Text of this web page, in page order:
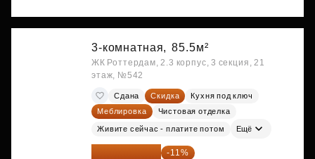
3-комнатная, 85.5м²
ЖК Роттердам, 2.3 корпус, 3 секция, 21
этаж, №542
Сдана Скидка
Кухня под ключ
Меблировка
Чистовая отделка
Живите сейчас - платите потом Ещё
51 242 373 ₽ -11%